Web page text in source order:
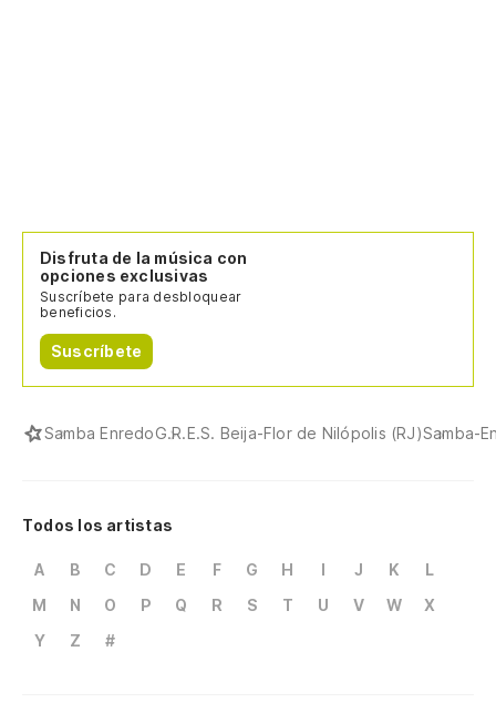
Disfruta de la música con
opciones exclusivas
Suscríbete para desbloquear
beneficios.
Suscríbete
Samba EnredoG.R.E.S. Beija-Flor de Nilópolis (RJ)Samba-
Todos los artistas
A B C D E F G H I J K
L
M
N O P Q R S T U V W
X
Y
Z #